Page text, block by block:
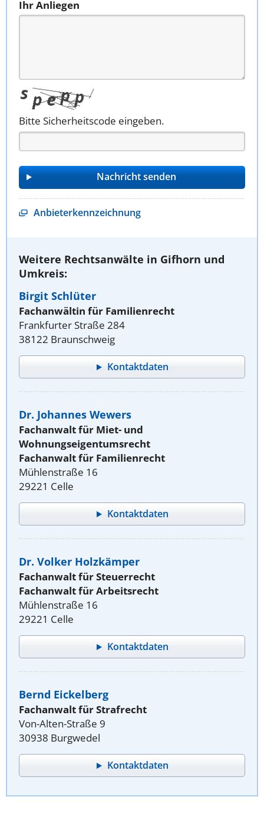
Ihr Anliegen
Bitte Sicherheitscode eingeben.
Anbieterkennzeichnung
Weitere Rechtsanwälte in Gifhorn und
Umkreis:
Birgit Schlüter
Fachanwältin für Familienrecht
Frankfurter Straße 284
38122 Braunschweig
Kontaktdaten
Dr. Johannes Wewers
Fachanwalt für Miet- und
Wohnungseigentumsrecht
Fachanwalt für Familienrecht
Mühlenstraße 16
29221 Celle
Kontaktdaten
Dr. Volker Holzkämper
Fachanwalt für Steuerrecht
Fachanwalt für Arbeitsrecht
Mühlenstraße 16
29221 Celle
Kontaktdaten
Bernd Eickelberg
Fachanwalt für Strafrecht
Von-Alten-Straße 9
30938 Burgwedel
Kontaktdaten